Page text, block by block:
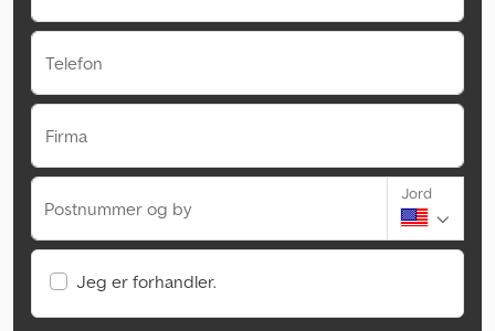
Telefon
Firma
Postnummer og by
Jord
Jeg er forhandler.